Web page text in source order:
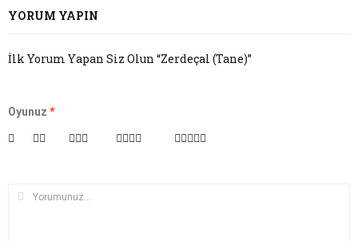
YORUM YAPIN
İlk Yorum Yapan Siz Olun “Zerdeçal (Tane)”
Oyunuz *